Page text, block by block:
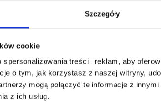
Szczegóły
cookie
treści i reklam, aby
o tym, jak korzystasz z naszej witryny,
mogą połączyć te informacje z
z ich usług.
Oszczędź nawet do
Stań się częścią naszej
miłośników włóczek i uzyskaj
dostęp do inspirujących wzorów